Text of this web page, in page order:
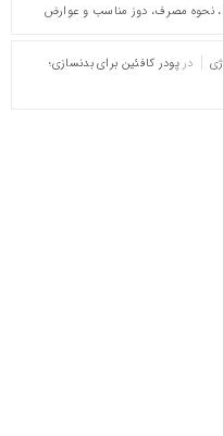
نحوه مصرف، دوز مناسب و عوارض
در پودر کافئین برای بدنسازی؛